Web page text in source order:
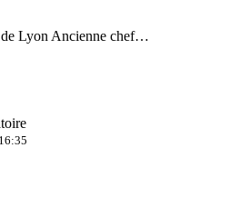
Lyon Ancienne chef…